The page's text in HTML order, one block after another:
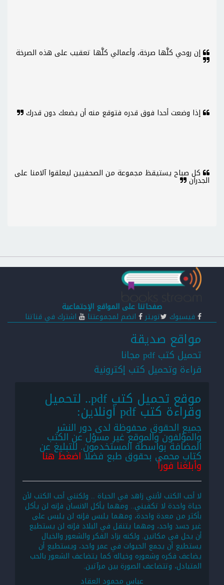
إن روحي كلَّها صرخة، وأعمالي كلَّها تعقيب على هذه الصرخة
إذا وضعت أحدا فوق قدره فتوقع منه أن يضعك دون قدرك
كل صباح يستيقظ مجموعة من الصحفيين ليعلقوا آلامنا على
الجدران
صفحاتنا على المواقع الإجتماعية
فيسبوك تويتر انضم لمجموعتنا اشترك في قناتنا
مواقع صديقة
تحميل كتب pdf مجانا
قراءة وتحميل كتب إكترونية
موقع تحميل كتب pdf.. لتحميل
وقراءة كتب pdf أونلاين:
جميع الحقوق محفوظة لدى دور النشر
والمؤلفون والموقع غير مسؤل عن الكتب
المضافة بواسطة المستخدمون. للتبليغ عن
كتاب محمي بحقوق طبع فضلااضغط هنا
وأبلغنا فوراً
لا أحب الكتب لأنني زاهد في الحياة .. ولكنني أحب الكتب لأن
حياة واحدة لا تكفيني.. ومهما يأكل الانسان فإنه لن يأكل
بأكثر من معدة واحدة، ومهما يلبس فإنه لن يلبس على
غير جسد واحد، ومهما يتنقل في البلاد فإنه لن يستطيع
أن يحل في مكانين. ولكنه بزاد الفكر والشعور والخيال
يستطيع أن يجمع الحيوات في عمر واحد، ويستطيع أن
يضاعف فكره وشعوره وخياله كما يتضاعف الشعور بالحب
المتبادل، وتتضاعف الصورة بين مرآتين.
عباس محمود العقاد